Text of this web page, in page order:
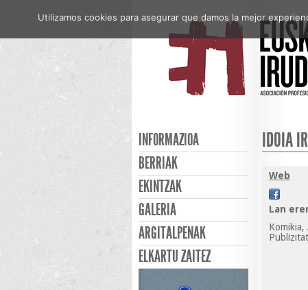
INFORMAZIOA
BERRIAK
EKINTZAK
GALERIA
ARGITALPENAK
ELKARTU ZAITEZ
IDOIA
Web
Lan
Komikia,
Utilizamos cookies para asegurar que damos la mejor